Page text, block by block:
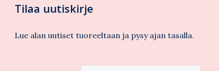
Tilaa uutiskirje
Lue alan uutiset tuoreeltaan ja pysy ajan tasalla.